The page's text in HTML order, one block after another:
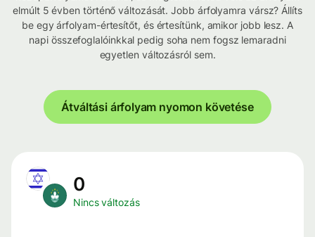
elmúlt 5 évben történő változását. Jobb árfolyamra vársz? Állíts
be egy árfolyam-értesítőt, és értesítünk, amikor jobb lesz. A
napi összefoglalóinkkal pedig soha nem fogsz lemaradni
egyetlen változásról sem.
Átváltási árfolyam nyomon követése
0
Nincs változás